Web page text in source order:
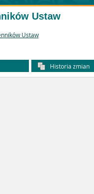
Ustaw
Ustaw
Historia zmian